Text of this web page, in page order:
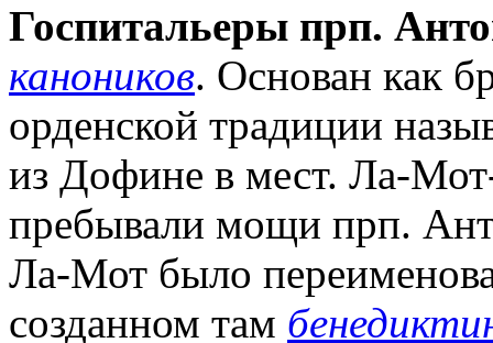
Госпитальеры прп.
каноников. Основан как
орденской традиции
из Дофине в мест. Ла-
пребывали мощи прп.
Ла-Мот было
созданном там